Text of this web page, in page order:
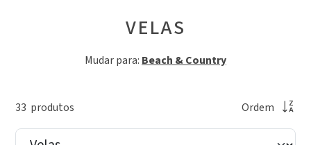
VELAS
Mudar para: Beach & Country
33 produtos Ordem